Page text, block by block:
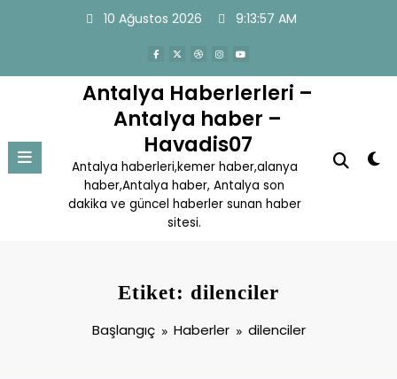
10 Ağustos 2026 9:13:57 AM
Antalya Haberlerleri –
Antalya haber –
Havadis07
Antalya haberleri,kemer haber,alanya
haber,Antalya haber, Antalya son
dakika ve güncel haberler sunan haber
sitesi.
Etiket: dilenciler
Başlangıç Haberler dilenciler